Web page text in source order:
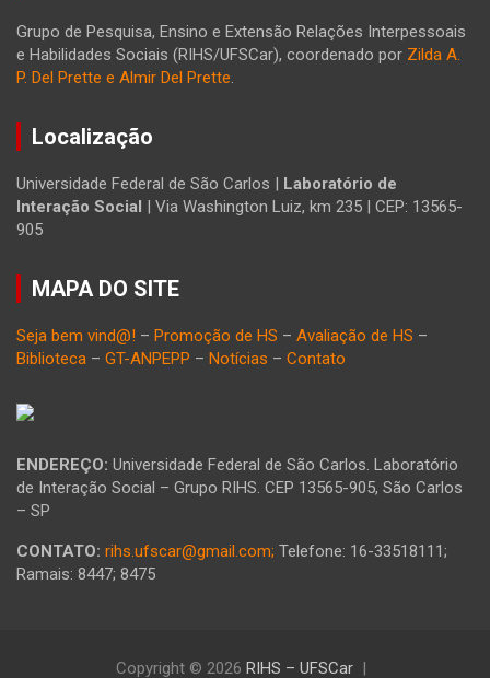
Grupo de Pesquisa, Ensino e Extensão Relações Interpessoais
e Habilidades Sociais (RIHS/UFSCar), coordenado por Zilda A.
P. Del Prette e Almir Del Prette.
Localização
Universidade Federal de São Carlos |
Laboratório de
Interação Social
| Via Washington Luiz, km 235 | CEP: 13565-
905
MAPA DO SITE
Seja bem vind@! – Promoção de HS – Avaliação de HS –
Biblioteca – GT-ANPEPP – Notícias – Contato
ENDEREÇO: Universidade Federal de São Carlos. Laboratório
de Interação Social – Grupo RIHS. CEP 13565-905, São Carlos
– SP
CONTATO: rihs.ufscar@gmail.com; Telefone: 16-33518111;
Ramais: 8447; 8475
Copyright © 2026 RIHS – UFSCar